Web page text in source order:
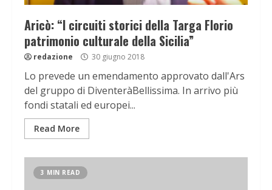
Aricò: “I circuiti storici della Targa Florio
patrimonio culturale della Sicilia”
redazione 30 giugno 2018
Lo prevede un emendamento approvato dall'Ars
del gruppo di DiventeràBellissima. In arrivo più
fondi statali ed europei...
Read More
3 MIN READ